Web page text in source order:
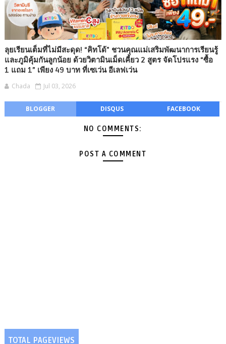
ลุยเรียนเต็มที่ไม่มีสะดุด! “คิทโด้” ชวนคุณแม่เสริมพัฒนาการเรียนรู้
และภูมิคุ้มกันลูกน้อย ด้วยวิตามินเม็ดเคี้ยว 2 สูตร จัดโปรแรง “ซื้อ
1 แถม 1” เพียง 49 บาท ที่เซเว่น อีเลฟเว่น
Chada Jul 03, 2026
BLOGGER DISQUS FACEBOOK
NO COMMENTS:
POST A COMMENT
TOTAL PAGEVIEWS